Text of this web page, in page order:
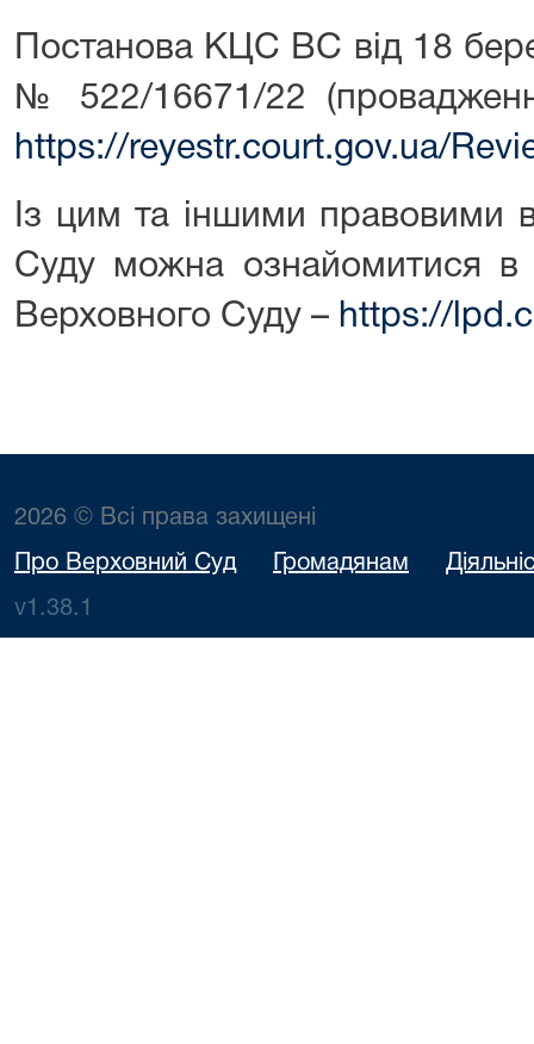
Постанова КЦС ВС від 18
№ 522/16671/22
https://reyestr.court.gov.ua/
Із цим та іншими правовими
Суду можна ознайомитися в
Верховного Суду – https://
2026 © Всі права захищені
Про Верховний Суд Громадянам
v1.38.1